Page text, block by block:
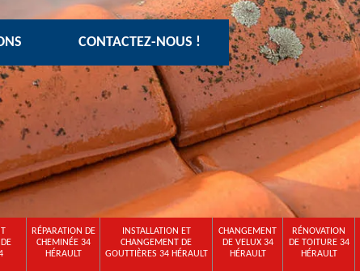
CONTACTEZ-NOUS !
RÉPARATION DE
CHEMINÉE 34
HÉRAULT
INSTALLATION ET
CHANGEMENT DE
GOUTTIÈRES 34 HÉRAULT
CHANGEMENT
DE VELUX 34
HÉRAULT
RÉNOVATION
DE TOITURE 34
HÉRAULT